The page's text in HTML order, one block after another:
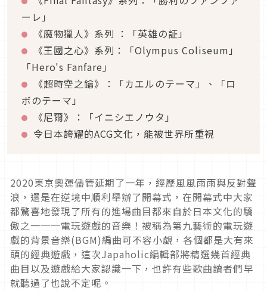
ーレ」
《魔物獵人》系列 ：「英雄の証」
《王國之心》系列：「Olympus Coliseum」
「Hero's Fanfare」
《超時空之鑰》：「カエルのテーマ」、「ロ
ボのテーマ」
《尼爾》：「イニシエノウタ」
令日本誇耀的ACG文化，能被世界所重視
2020東京奧運儘管延期了一年，經歷風風雨雨與反對聲
浪，還是在逆境中順利舉辦了開幕式，在開幕式中大家
都驚喜地發現了所有的進場曲目都來自於日本文化的驕
傲之一──電玩遊戲的音樂！被稱為第九藝術的電玩遊
戲的背景音樂(BGM)編曲可不容小覷，各個都是大有來
頭的經典遊戲，這次Japaholic編輯部將精選幾首經典
曲目以及遊戲給大家認識一下，也許有些歌曲讀者們早
就聽過了也說不定呢。